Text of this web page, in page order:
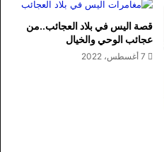
قصة اليس في بلاد العجائب..من
عجائب الوحي والخيال
7 أغسطس، 2022